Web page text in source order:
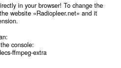
in your browser! To change the
website «Radiopleer.net» and it
console:
ffmpeg-extra